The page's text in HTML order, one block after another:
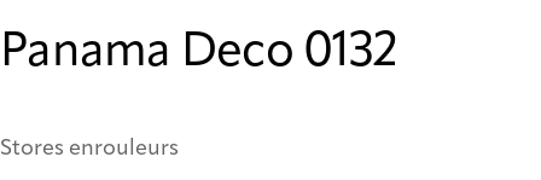
Panama Deco 0132
Stores enrouleurs